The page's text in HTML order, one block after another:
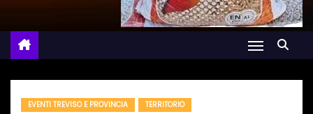
EVENTI TREVISO E PROVINCIA TERRITORIO